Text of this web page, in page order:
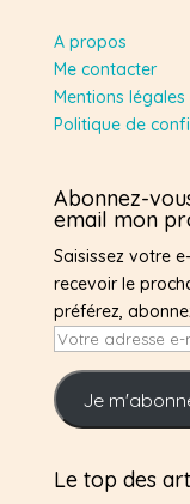
A propos
Me contacter
Mentions légales
Politique de
Abonnez-
email mon
Saisissez votre
recevoir le
préférez,
Votre
adresse
e-
mail
Je
Le top des